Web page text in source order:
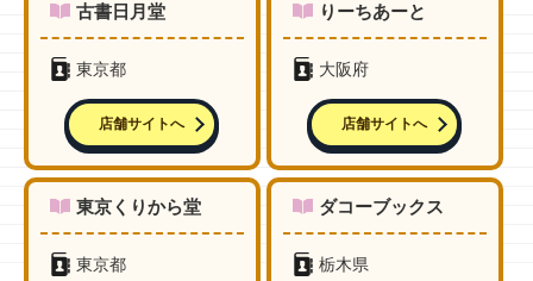
古書日月堂
東京都
店舗サイトへ
りーちあーと
大阪府
店舗サイトへ
東京くりから堂
東京都
ダコーブックス
栃木県